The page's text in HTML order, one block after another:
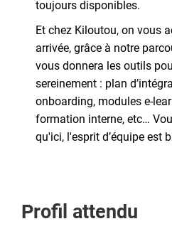
toujours disponibles.
Et chez Kiloutou, on vous
arrivée, grâce à notre
vous donnera les outils
sereinement : plan
onboarding, modules e-
formation interne, etc…
qu'ici, l'esprit d’équipe est
Profil attendu